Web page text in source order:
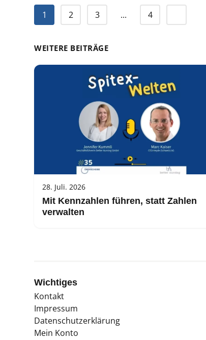
1 2 3 ... 4
WEITERE BEITRÄGE
28. Juli. 2026
Mit Kennzahlen führen, statt Zahlen
verwalten
Wichtiges
Kontakt
Impressum
Datenschutzerklärung
Mein Konto